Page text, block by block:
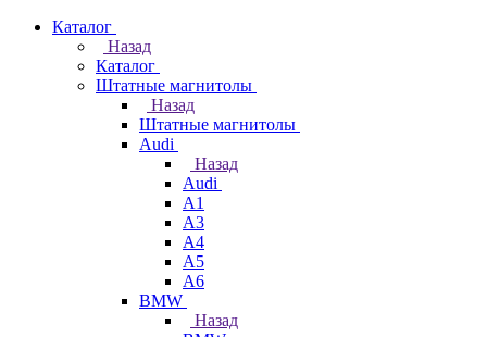
Каталог
Назад
Каталог
Штатные магнитолы
Назад
Штатные магнитолы
Audi
Назад
Audi
A1
A3
A4
A5
A6
BMW
Назад